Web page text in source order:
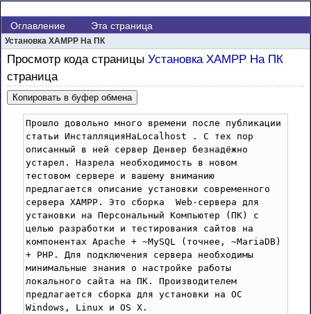
Оглавление Эта страница
Установка XAMPP На ПК
Просмотр кода страницы Установка XAMPP На ПК
страница
Копировать в буфер обмена
Прошло довольно много времени после публикации
статьи ИнсталляцияНаLocalhost . С тех пор
описанный в ней сервер Денвер безнадёжно
устарел. Назрела необходимость в новом
тестовом сервере и вашему вниманию
предлагается описание установки современного
сервера XAMPP. Это сборка  Web-сервера для
установки на Персональный Компьютер (ПК) с
целью разработки и тестирования сайтов на
компонентах Apache + ~MySQL (точнее, ~MariaDB)
+ PHP. Для подключения сервера необходимы
минимальные знания о настройке работы
локального сайта на ПК. Производителем
предлагается сборка для установки на ОС
Windows, Linux и OS X.